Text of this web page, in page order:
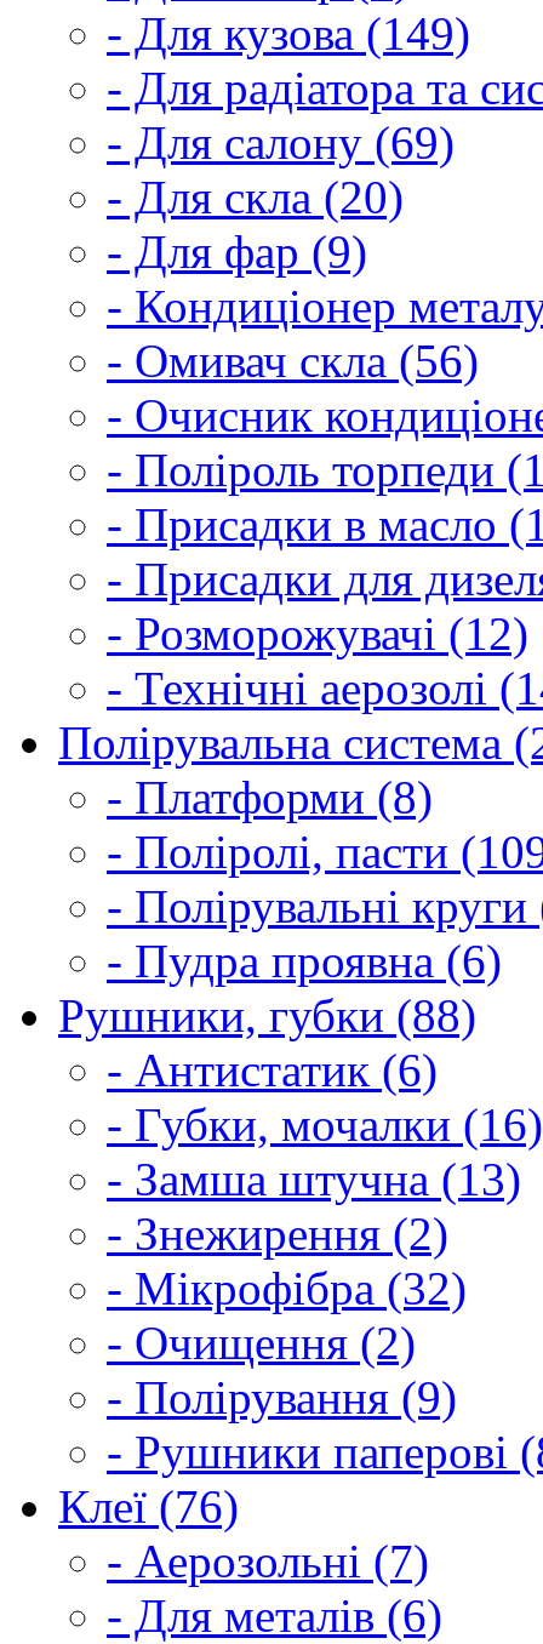
- Для кузова (149)
- Для радіатора та
- Для салону (69)
- Для скла (20)
- Для фар (9)
- Кондиціонер
- Омивач скла (56)
- Очисник
- Поліроль торпеди
- Присадки в масло
- Присадки для
- Розморожувачі (12)
- Технічні аерозолі
Полірувальна система
- Платформи (8)
- Поліролі, пасти
- Полірувальні
- Пудра проявна (6)
Рушники, губки (88)
- Антистатик (6)
- Губки, мочалки (16)
- Замша штучна (13)
- Знежирення (2)
- Мікрофібра (32)
- Очищення (2)
- Полірування (9)
- Рушники паперові
Клеї (76)
- Аерозольні (7)
- Для металів (6)